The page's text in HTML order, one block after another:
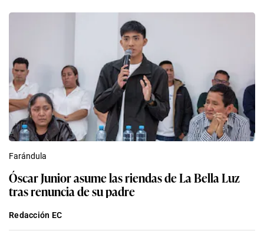
Farándula
Óscar Junior asume las riendas de La Bella Luz
tras renuncia de su padre
Redacción EC